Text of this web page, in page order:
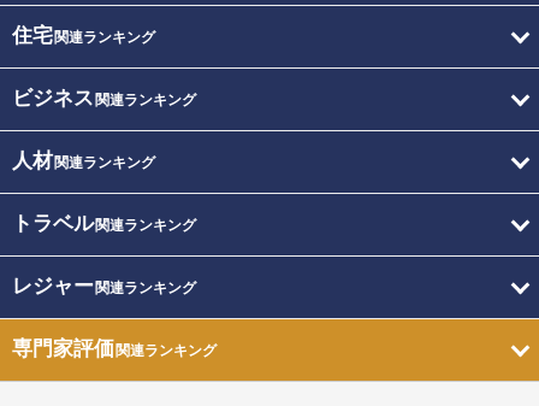
住宅関連ランキング
ビジネス 関連ランキング
人材関連ランキング
トラベル関連ランキング
レジャー関連ランキング
専門家評価関連ランキング